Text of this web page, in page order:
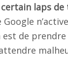
laps de
de prendre